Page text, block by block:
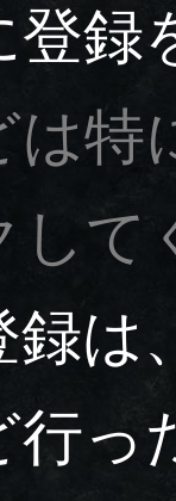
登録
は特
して
録は
行っ